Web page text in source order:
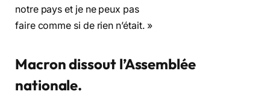
notre pays et je ne peux pas
faire comme si de rien n’était. »
Macron dissout l’Assemblée
nationale.